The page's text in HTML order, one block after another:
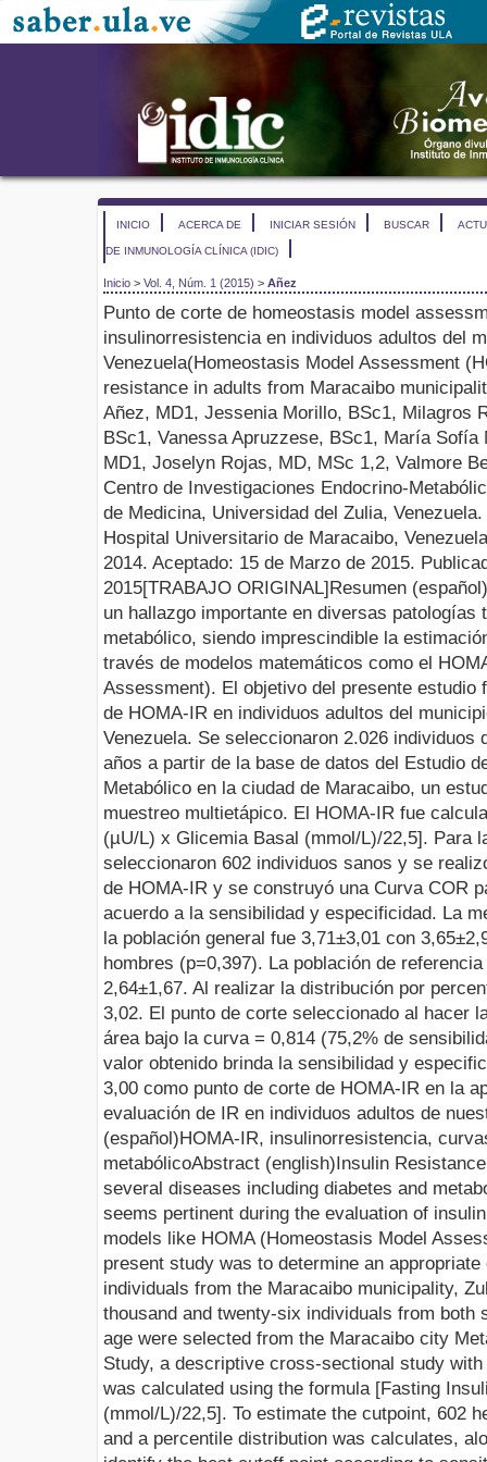
INICIO ACERCA DE INICIAR SESIÓN BUSCAR
DE INMUNOLOGÍA CLÍNICA (IDIC)
Inicio > Vol. 4, Núm. 1 (2015) > Añez
Punto de corte de homeostasis model
insulinorresistencia en individuos adultos del
Venezuela(Homeostasis Model Assessment
resistance in adults from Maracaibo m
Añez, MD1, Jessenia Morillo, BSc1, Milagros
BSc1, Vanessa Apruzzese, BSc1, María Sofía
MD1, Joselyn Rojas, MD, MSc 1,2, Valmore
Centro de Investigaciones Endocrino-
de Medicina, Universidad del Zulia, Venezuela.
Hospital Universitario de Maracaibo, Venezuela
2014. Aceptado: 15 de Marzo de 2015.
2015[TRABAJO ORIGINAL]Resumen (español)
un hallazgo importante en diversas
metabólico, siendo imprescindible la
través de modelos matemáticos como el
Assessment). El objetivo del presente estudio
de HOMA-IR en individuos adultos del
Venezuela. Se seleccionaron 2.026 individuos
años a partir de la base de datos del Estudio
Metabólico en la ciudad de Maracaibo, un
muestreo multietápico. El HOMA-IR fue
(µU/L) x Glicemia Basal (mmol/L)/22,5]. Para
seleccionaron 602 individuos sanos y se
de HOMA-IR y se construyó una Curva COR
acuerdo a la sensibilidad y especificidad. La
la población general fue 3,71±3,01 con
hombres (p=0,397). La población de
2,64±1,67. Al realizar la distribución por
3,02. El punto de corte seleccionado al hacer
área bajo la curva = 0,814 (75,2% de
valor obtenido brinda la sensibilidad y
3,00 como punto de corte de HOMA-IR en la
evaluación de IR en individuos adultos de
(español)HOMA-IR, insulinorresistencia, c
metabólicoAbstract (english)Insulin
several diseases including diabetes and
seems pertinent during the evaluation of
models like HOMA (Homeostasis Model
present study was to determine an
individuals from the Maracaibo municipality,
thousand and twenty-six individuals from both
age were selected from the Maracaibo city
Study, a descriptive cross-sectional study
was calculated using the formula [Fasting
(mmol/L)/22,5]. To estimate the cutpoint, 602
and a percentile distribution was calculates,